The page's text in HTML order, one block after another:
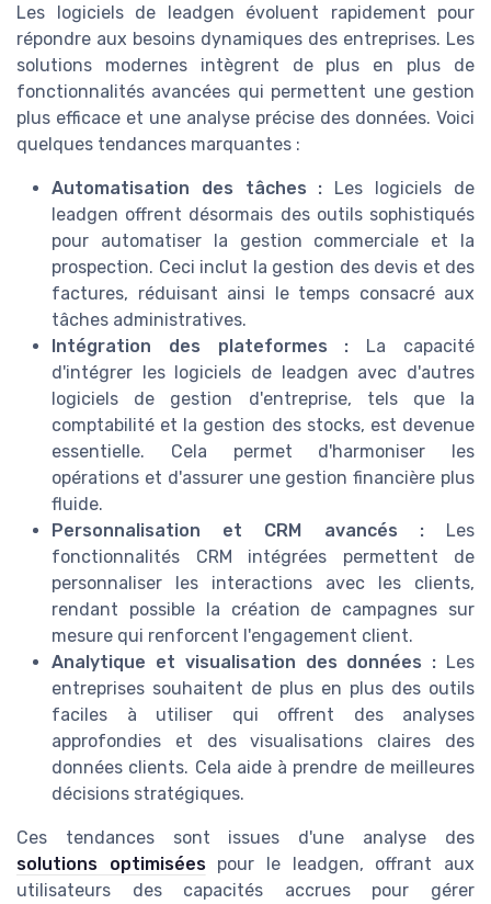
Les logiciels de leadgen évoluent rapidement pour
répondre aux besoins dynamiques des entreprises. Les
solutions modernes intègrent de plus en plus de
fonctionnalités avancées qui permettent une gestion
plus efficace et une analyse précise des données. Voici
quelques tendances marquantes :
Automatisation des tâches : Les logiciels de
leadgen offrent désormais des outils sophistiqués
pour automatiser la gestion commerciale et la
prospection. Ceci inclut la gestion des devis et des
factures, réduisant ainsi le temps consacré aux
tâches administratives.
Intégration des plateformes : La capacité
d'intégrer les logiciels de leadgen avec d'autres
logiciels de gestion d'entreprise, tels que la
comptabilité et la gestion des stocks, est devenue
essentielle. Cela permet d'harmoniser les
opérations et d'assurer une gestion financière plus
fluide.
Personnalisation et CRM avancés :Les
fonctionnalités CRM intégrées permettent de
personnaliser les interactions avec les clients,
rendant possible la création de campagnes sur
mesure qui renforcent l'engagement client.
Analytique et visualisation des données : Les
entreprises souhaitent de plus en plus des outils
faciles à utiliser qui offrent des analyses
approfondies et des visualisations claires des
données clients. Cela aide à prendre de meilleures
décisions stratégiques.
Ces tendances sont issues d'une analyse des
solutions optimiséespour le leadgen, offrant aux
utilisateurs des capacités accrues pour gérer